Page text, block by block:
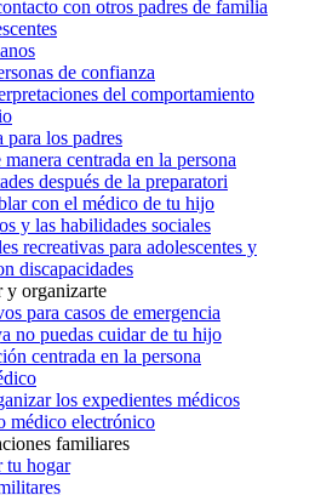
con otros padres de familia
de confianza
del comportamiento
para los padres
manera centrada en la persona
después de la preparatori
con el médico de tu hijo
y las habilidades sociales
recreativas para adolescentes y
discapacidades
organizarte
para casos de emergencia
no puedas cuidar de tu hijo
centrada en la persona
los expedientes médicos
médico electrónico
familiares
tu hogar